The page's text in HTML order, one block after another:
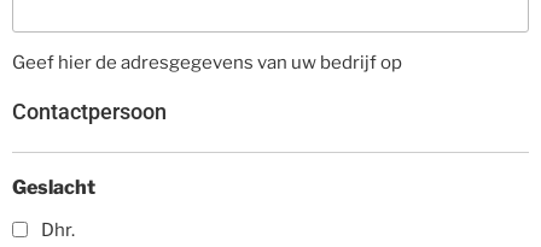
Geef hier de adresgegevens van uw bedrijf op
Contactpersoon
Geslacht
Dhr.